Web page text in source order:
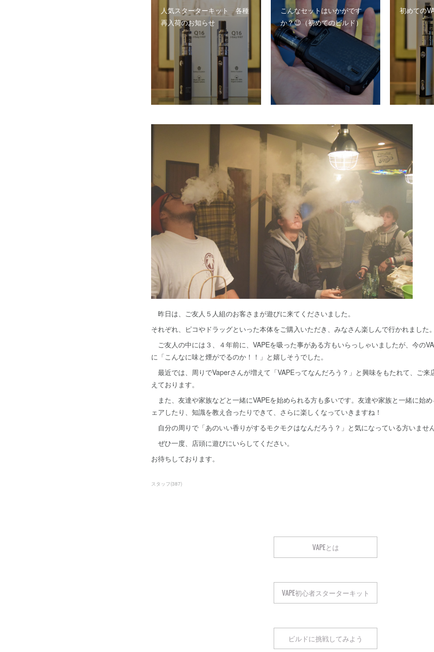
人気スターターキット 各種
再入荷のお知らせ
こんなセットはいかがです
か？😉（初めてのビルド）
初めての
昨日は、ご友人５人組のお客さまが遊びに来てくださいました。
それぞれ、ピコやドラッグといった本体をご購入いただき、みなさん楽しんで行かれました
ご友人の中には３、４年前に、VAPEを吸った事がある方もいらっしゃいましたが、今の
に「こんなに味と煙がでるのか！！」と嬉しそうでした。
最近では、周りでVaperさんが増えて「VAPEってなんだろう？」と興味をもたれて、ご来
えております。
また、友達や家族などと一緒にVAPEを始められる方も多いです。友達や家族と一緒に始
ェアしたり、知識を教え合ったりできて、さらに楽しくなっていきますね！
自分の周りで「あのいい香りがするモクモクはなんだろう？」と気になっている方いませ
ぜひ一度、店頭に遊びにいらしてください。
お待ちしております。
スタッフ(387)
VAPEとは
VAPE初心者スターターキット
ビルドに挑戦してみよう